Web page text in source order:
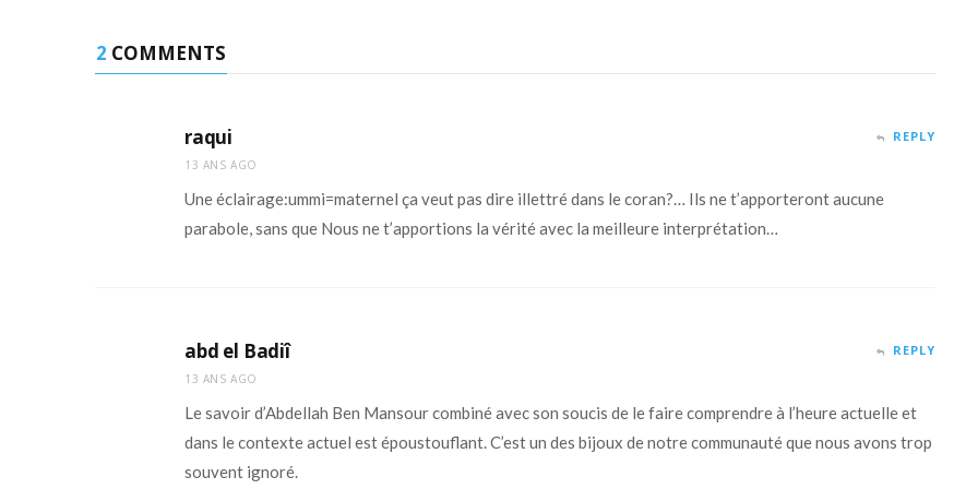
2 COMMENTS
raqui
13 ANS AGO
REPLY
Une éclairage:ummi=maternel ça veut pas dire illettré dans le coran?… Ils ne t’apporteront aucune
parabole, sans que Nous ne t’apportions la vérité avec la meilleure interprétation…
abd el Badiî
13 ANS AGO
REPLY
Le savoir d’Abdellah Ben Mansour combiné avec son soucis de le faire comprendre à l’heure actuelle et
dans le contexte actuel est époustouflant. C’est un des bijoux de notre communauté que nous avons trop
souvent ignoré.